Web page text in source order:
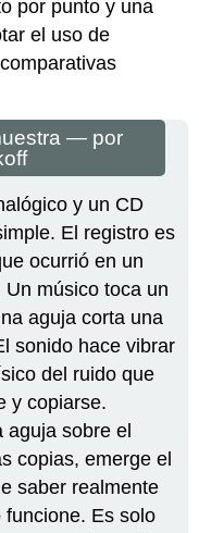
por punto y una
el uso de
comparativas
— por
y un CD
El registro es
ocurrió en un
músico toca un
aguja corta una
sonido hace vibrar
del ruido que
y copiarse.
aguja sobre el
copias, emerge el
saber realmente
Es solo